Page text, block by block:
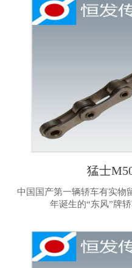
猛士
中国国产第一辆轿车有实物
年诞生的“东风”牌